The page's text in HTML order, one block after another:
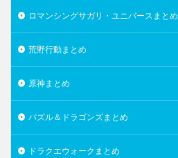
ロマンシングサガリ・ユニバースまとめ
荒野行動まとめ
原神まとめ
パズル＆ドラゴンズまとめ
ドラクエウォークまとめ